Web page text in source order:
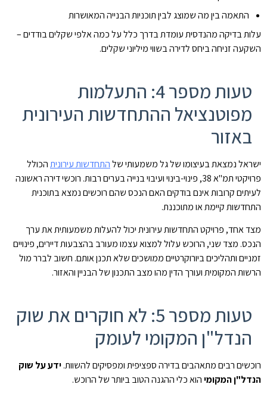
התאמה בין מה שמוצג לבין תוכניות הבנייה המאושרות
עלות בדיקה מהנדסית עומדת בדרך כלל על כמה אלפי שקלים בודדים –
השקעה זניחה ביחס לדירה בשווי מיליוני שקלים.
טעות מספר 4: התעלמות
מפוטנציאל ההתחדשות העירונית
באזור
ישראל נמצאת בעיצומו של גל משמעותי שלהתחדשות עירוניתהכולל
פרויקטי תמ"א 38, פינוי-בינוי ועיבוי בנייה בערים רבות. רוכשי דירה ראשונה
לעיתים קרובות אינם בודקים האם הנכס שהם רוכשים נמצא בתוכנית
התחדשות קיימת או מתוכננת.
מצד אחד, פרויקט התחדשות עירונית יכול להעלות משמעותית את ערך
הנכס. מצד שני, הרוכש עלול למצוא עצמו מעורב בהצבעות דיירים, פינויים
זמניים ותהליכים ביורוקרטיים ממושכים שלא תכנן אותם. חשוב לברר מול
הרשות המקומית ועורך הדין מהו מצב התכנון של הבניין והאזור.
טעות מספר 5: לא חוקרים את שוק
הנדל"ן המקומי לעומק
רוכשים רבים מתאהבים בדירה ספציפית ומפסיקים להשוות.ידע על שוק
הנדל"ן המקומיהוא כלי ההגנה הטוב ביותר של הרוכש.